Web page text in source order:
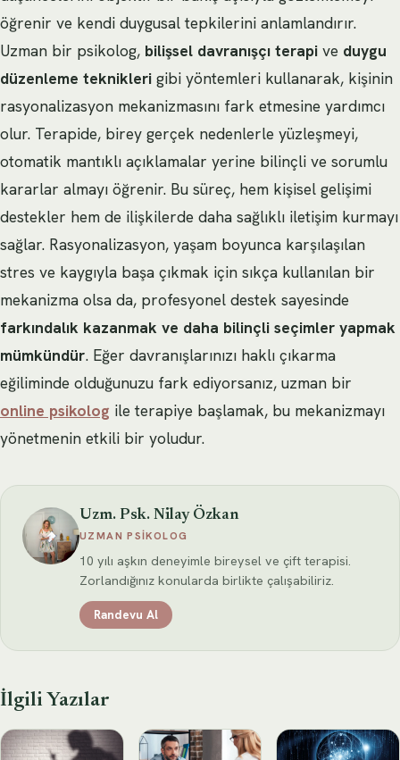
öğrenir ve kendi duygusal tepkilerini anlamlandırır.
Uzman bir psikolog, bilişsel davranışçı terapi ve duygu
düzenleme teknikleri gibi yöntemleri kullanarak, kişinin
rasyonalizasyon mekanizmasını fark etmesine yardımcı
olur. Terapide, birey gerçek nedenlerle yüzleşmeyi,
otomatik mantıklı açıklamalar yerine bilinçli ve sorumlu
kararlar almayı öğrenir. Bu süreç, hem kişisel gelişimi
destekler hem de ilişkilerde daha sağlıklı iletişim kurmayı
sağlar. Rasyonalizasyon, yaşam boyunca karşılaşılan
stres ve kaygıyla başa çıkmak için sıkça kullanılan bir
mekanizma olsa da, profesyonel destek sayesinde
farkındalık kazanmak ve daha bilinçli seçimler yapmak
mümkündür. Eğer davranışlarınızı haklı çıkarma
eğiliminde olduğunuzu fark ediyorsanız, uzman bir
online psikolog ile terapiye başlamak, bu mekanizmayı
yönetmenin etkili bir yoludur.
Uzm. Psk. Nilay Özkan
UZMAN PSIKOLOG
10 yılı aşkın deneyimle bireysel ve çift terapisi.
Zorlandığınız konularda birlikte çalışabiliriz.
Randevu Al
İlgili Yazılar